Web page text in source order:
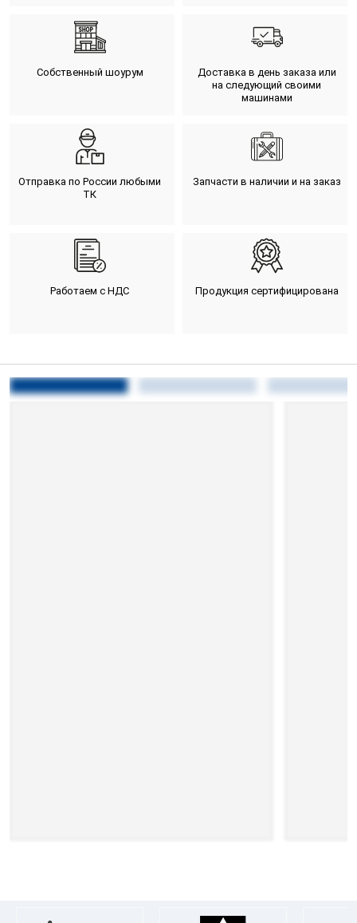
Собственный шоурум
Доставка в день заказа или
на следующий своими
машинами
Отправка по России любыми
ТК
Запчасти в наличии и на заказ
Работаем с НДС Продукция сертифицирована